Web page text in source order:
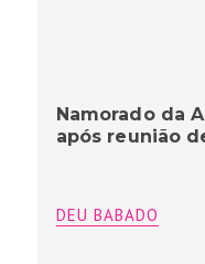
Namorado da
após reunião
DEU BABADO